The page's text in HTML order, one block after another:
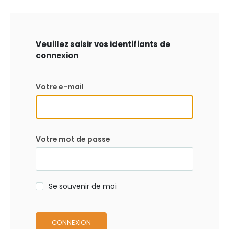
Veuillez saisir vos identifiants de
connexion
Votre e-mail
Votre mot de passe
Se souvenir de moi
CONNEXION